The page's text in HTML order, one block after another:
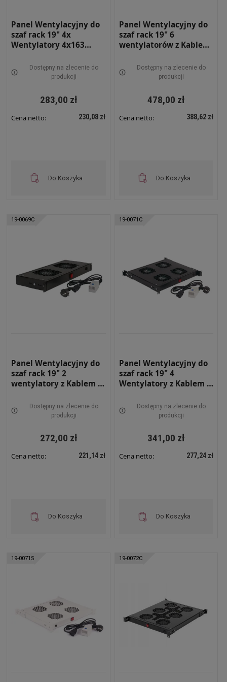
Panel Wentylacyjny do
szaf rack 19" 4x
Wentylatory 4x163
Dostępny na zlecenie do
produkcji
283,00 zł
Cena netto: 230,08 zł
Do Koszyka
Panel Wentylacyjny do
szaf rack 19" 6
wentylatorów z Kablem
19-0073CDostępny na zlecenie do
produkcji
478,00 zł
Cena netto: 388,62 zł
Do Koszyka
19-0069C
Panel Wentylacyjny do
szaf rack 19" 2
wentylatory z Kablem i
RAL 9005 19-0069C
Dostępny na zlecenie do
produkcji
272,00 zł
Cena netto: 221,14 zł
Do Koszyka
19-0071C
Panel Wentylacyjny do
szaf rack 19" 4
Wentylatory z Kablem i
RAL 9005 Wydajność
4x163 m3/h 19-0071C
Dostępny na zlecenie do
produkcji
341,00 zł
Cena netto: 277,24 zł
Do Koszyka
19-0071S 19-0072C